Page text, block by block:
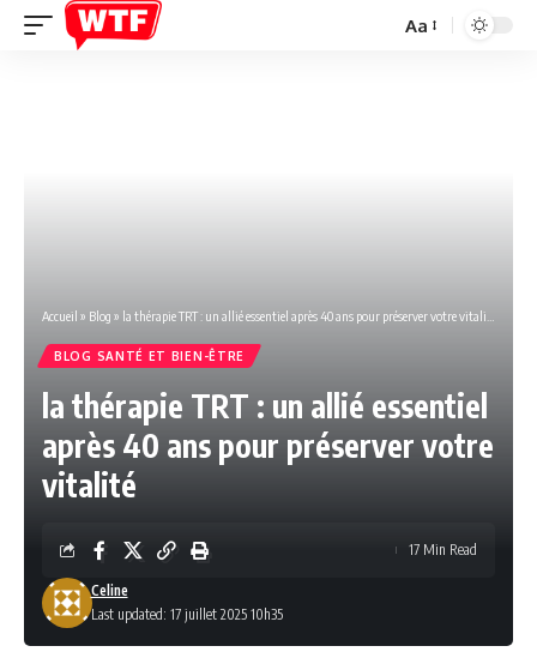
Font
Aa
Accueil » Blog » la thérapie TRT : un allié essentiel après 40 ans pour préserver votre vitalité
BLOG SANTÉ ET BIEN-ÊTRE
la thérapie TRT : un allié essentiel
après 40 ans pour préserver votre
vitalité
Last updated: 17 juillet 2025 10h35
Celine
17 Min Read